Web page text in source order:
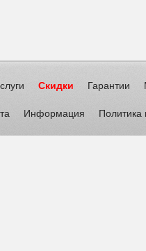
Скидки Гарантии
Информация Политика